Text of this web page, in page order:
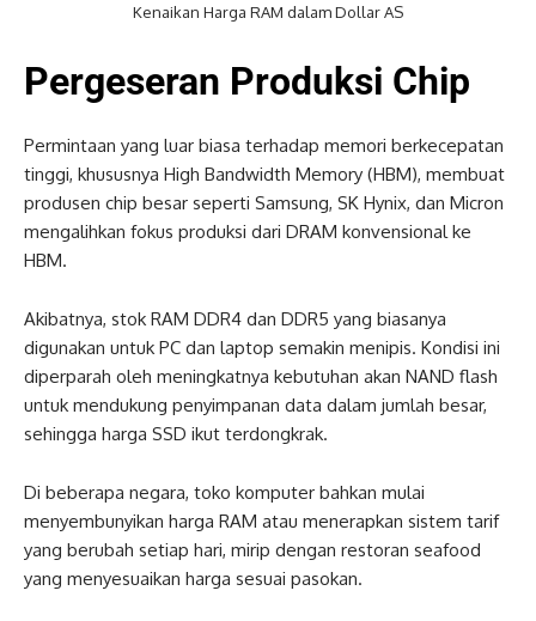
Kenaikan Harga RAM dalam Dollar AS
Pergeseran Produksi Chip
Permintaan yang luar biasa terhadap memori berkecepatan
tinggi, khususnya High Bandwidth Memory (HBM), membuat
produsen chip besar seperti Samsung, SK Hynix, dan Micron
mengalihkan fokus produksi dari DRAM konvensional ke
HBM.
Akibatnya, stok RAM DDR4 dan DDR5 yang biasanya
digunakan untuk PC dan laptop semakin menipis. Kondisi ini
diperparah oleh meningkatnya kebutuhan akan NAND flash
untuk mendukung penyimpanan data dalam jumlah besar,
sehingga harga SSD ikut terdongkrak.
Di beberapa negara, toko komputer bahkan mulai
menyembunyikan harga RAM atau menerapkan sistem tarif
yang berubah setiap hari, mirip dengan restoran seafood
yang menyesuaikan harga sesuai pasokan.